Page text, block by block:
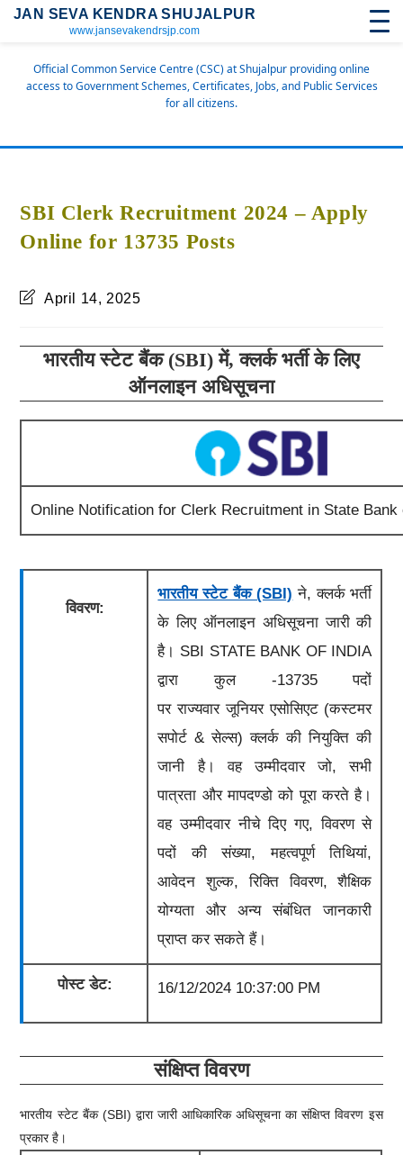
JAN SEVA KENDRA SHUJALPUR
www.jansevakendrsjp.com
Official Common Service Centre (CSC) at Shujalpur providing online
access to Government Schemes, Certificates, Jobs, and Public Services
for all citizens.
SBI Clerk Recruitment 2024 – Apply
Online for 13735 Posts
April 14, 2025
भारतीय स्टेट बैंक (SBI) में, क्लर्क भर्ती के लिए
ऑनलाइन अधिसूचना
Online Notification for Clerk Recruitment in State
विवरण:
भारतीय स्टेट बैंक (SBI) ने, क्लर्क भर्ती
के लिए ऑनलाइन अधिसूचना जारी की
है। SBI STATE BANK OF INDIA
द्वारा कुल -13735 पदों
पर राज्यवार जूनियर एसोसिएट (कस्टमर
सपोर्ट & सेल्स)क्लर्ककी नियुक्ति की
जानी है। वह उम्मीदवार जो, सभी
पात्रता और मापदण्डो को पूरा करते है।
वह उम्मीदवार नीचे दिए गए, विवरण से
पदों की संख्या, महत्वपूर्ण तिथियां,
आवेदन शुल्क, रिक्ति विवरण, शैक्षिक
योग्यता और अन्य संबंधित जानकारी
प्राप्त कर सकते हैं।
पोस्ट डेट: 16/12/2024 10:37:00 PM
संक्षिप्त विवरण
भारतीय स्टेट बैंक (SBI) द्वारा जारी आधिकारिक अधिसूचना का संक्षिप्त विवरण इस
प्रकार है।